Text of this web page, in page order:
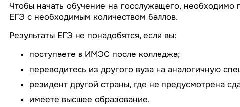
Чтобы начать обучение на госслужащего,
ЕГЭ с необходимым количеством баллов.
Результаты ЕГЭ не понадобятся, если вы:
поступаете в ИМЭС после колледжа;
переводитесь из другого вуза на аналогичную
резидент другой страны, где не предусмотрена
имеете высшее образование.